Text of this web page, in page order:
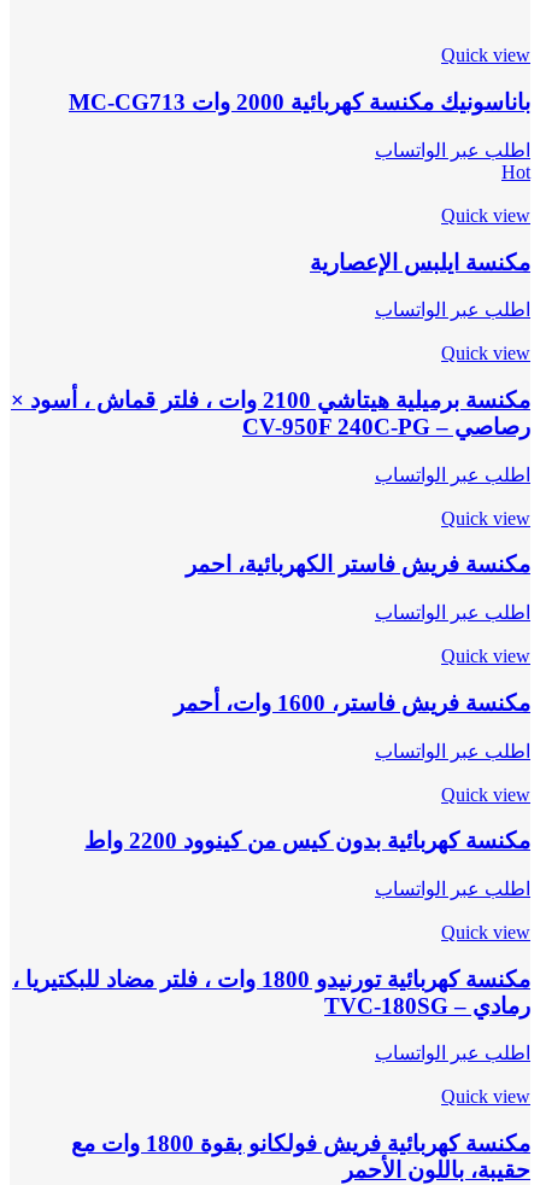
Quick view
باناسونيك مكنسة كهربائية 2000 وات MC-CG713
اطلب عبر الواتساب
Hot
Quick view
مكنسة ايلبس الإعصارية
اطلب عبر الواتساب
Quick view
مكنسة برميلية هيتاشي 2100 وات ، فلتر قماش ، أسود ×
رصاصي – CV-950F 240C-PG
اطلب عبر الواتساب
Quick view
مكنسة فريش فاستر الكهربائية، احمر
اطلب عبر الواتساب
Quick view
مكنسة فريش فاستر، 1600 وات، أحمر
اطلب عبر الواتساب
Quick view
مكنسة كهربائية بدون كيس من كينوود 2200 واط
اطلب عبر الواتساب
Quick view
مكنسة كهربائية تورنيدو 1800 وات ، فلتر مضاد للبكتيريا ،
رمادي – TVC-180SG
اطلب عبر الواتساب
Quick view
مكنسة كهربائية فريش فولكانو بقوة 1800 وات مع
حقيبة، باللون الأحمر